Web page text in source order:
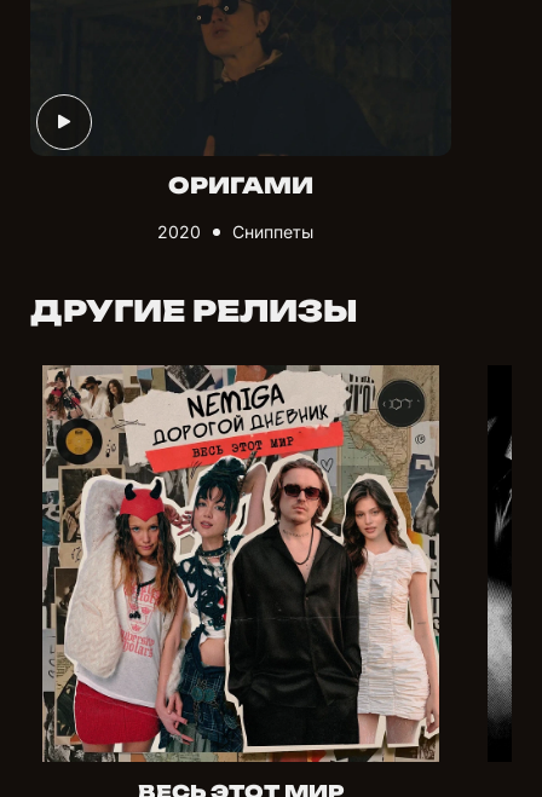
ОРИГАМИ
2020 Cниппеты
ДРУГИЕ РЕЛИЗЫ